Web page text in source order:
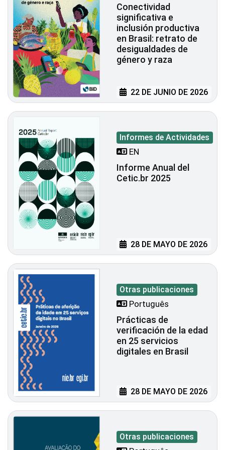
Conectividad
significativa e
inclusión productiva
en Brasil: retrato de
desigualdades de
género y raza
22 DE JUNIO DE 2026
Informes de Actividades
EN
Informe Anual del
Cetic.br 2025
28 DE MAYO DE 2026
Otras publicaciones
Português
Prácticas de
verificación de la edad
en 25 servicios
digitales en Brasil
28 DE MAYO DE 2026
Otras publicaciones